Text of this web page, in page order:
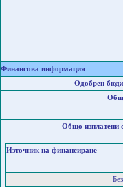
Финансова информация
Одобрен
Общ
Общо изплатени
Източник на финансиране